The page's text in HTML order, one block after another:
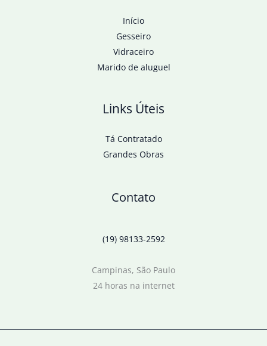
Início
Gesseiro
Vidraceiro
Marido de aluguel
Links Úteis
Tá Contratado
Grandes Obras
Contato
(19) 98133-2592
Campinas, São Paulo
24 horas na internet